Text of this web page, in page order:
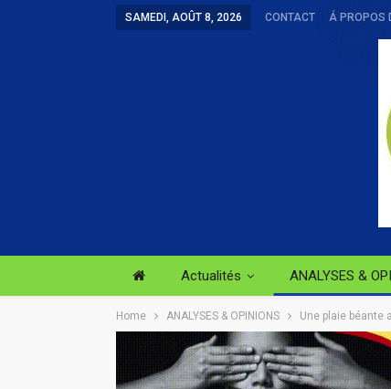
SAMEDI, AOÛT 8, 2026 CONTACT Á PROPOS
Actualités ANALYSES &
Home ANALYSES & OPINIONS Une plaie béante